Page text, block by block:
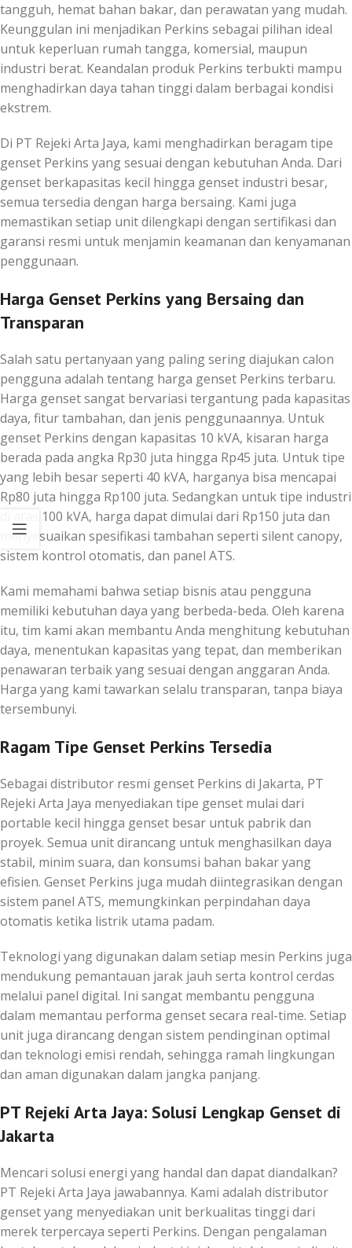
tangguh, hemat bahan bakar, dan perawatan yang mudah.
Keunggulan ini menjadikan Perkins sebagai pilihan ideal
untuk keperluan rumah tangga, komersial, maupun
industri berat. Keandalan produk Perkins terbukti mampu
menghadirkan daya tahan tinggi dalam berbagai kondisi
ekstrem.
Di PT Rejeki Arta Jaya, kami menghadirkan beragam tipe
genset Perkins yang sesuai dengan kebutuhan Anda. Dari
genset berkapasitas kecil hingga genset industri besar,
semua tersedia dengan harga bersaing. Kami juga
memastikan setiap unit dilengkapi dengan sertifikasi dan
garansi resmi untuk menjamin keamanan dan kenyamanan
penggunaan.
Harga Genset Perkins yang Bersaing dan
Transparan
Salah satu pertanyaan yang paling sering diajukan calon
pengguna adalah tentang harga genset Perkins terbaru.
Harga genset sangat bervariasi tergantung pada kapasitas
daya, fitur tambahan, dan jenis penggunaannya. Untuk
genset Perkins dengan kapasitas 10 kVA, kisaran harga
berada pada angka Rp30 juta hingga Rp45 juta. Untuk tipe
yang lebih besar seperti 40 kVA, harganya bisa mencapai
Rp80 juta hingga Rp100 juta. Sedangkan untuk tipe industri
di atas 100 kVA, harga dapat dimulai dari Rp150 juta dan
menyesuaikan spesifikasi tambahan seperti silent canopy,
sistem kontrol otomatis, dan panel ATS.
Kami memahami bahwa setiap bisnis atau pengguna
memiliki kebutuhan daya yang berbeda-beda. Oleh karena
itu, tim kami akan membantu Anda menghitung kebutuhan
daya, menentukan kapasitas yang tepat, dan memberikan
penawaran terbaik yang sesuai dengan anggaran Anda.
Harga yang kami tawarkan selalu transparan, tanpa biaya
tersembunyi.
Ragam Tipe Genset Perkins Tersedia
Sebagai distributor resmi genset Perkins di Jakarta, PT
Rejeki Arta Jaya menyediakan tipe genset mulai dari
portable kecil hingga genset besar untuk pabrik dan
proyek. Semua unit dirancang untuk menghasilkan daya
stabil, minim suara, dan konsumsi bahan bakar yang
efisien. Genset Perkins juga mudah diintegrasikan dengan
sistem panel ATS, memungkinkan perpindahan daya
otomatis ketika listrik utama padam.
Teknologi yang digunakan dalam setiap mesin Perkins juga
mendukung pemantauan jarak jauh serta kontrol cerdas
melalui panel digital. Ini sangat membantu pengguna
dalam memantau performa genset secara real-time. Setiap
unit juga dirancang dengan sistem pendinginan optimal
dan teknologi emisi rendah, sehingga ramah lingkungan
dan aman digunakan dalam jangka panjang.
PT Rejeki Arta Jaya: Solusi Lengkap Genset di
Jakarta
Mencari solusi energi yang handal dan dapat diandalkan?
PT Rejeki Arta Jaya jawabannya. Kami adalah distributor
genset yang menyediakan unit berkualitas tinggi dari
merek terpercaya seperti Perkins. Dengan pengalaman